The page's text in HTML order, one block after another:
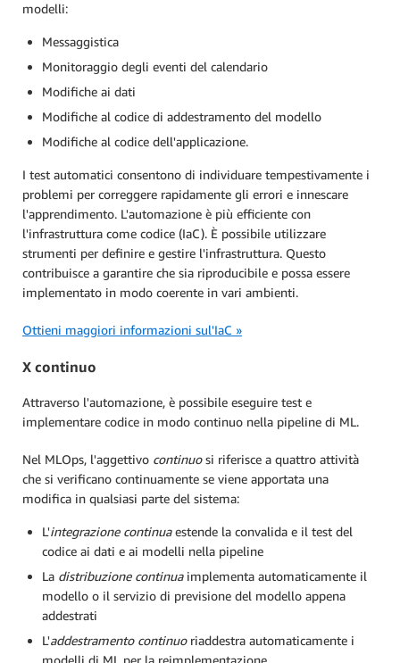
modelli:
Messaggistica
Monitoraggio degli eventi del calendario
Modifiche ai dati
Modifiche al codice di addestramento del modello
Modifiche al codice dell'applicazione.
I test automatici consentono di individuare tempestivamente i
problemi per correggere rapidamente gli errori e innescare
l'apprendimento. L'automazione è più efficiente con
l'infrastruttura come codice (IaC). È possibile utilizzare
strumenti per definire e gestire l'infrastruttura. Questo
contribuisce a garantire che sia riproducibile e possa essere
implementato in modo coerente in vari ambienti.
Ottieni maggiori informazioni sul'IaC »
X continuo
Attraverso l'automazione, è possibile eseguire test e
implementare codice in modo continuo nella pipeline di ML.
Nel MLOps, l'aggettivo continuosi riferisce a quattro attività
che si verificano continuamente se viene apportata una
modifica in qualsiasi parte del sistema:
L'integrazione continuaestende la convalida e il test del
codice ai dati e ai modelli nella pipeline
La distribuzione continuaimplementa automaticamente il
modello o il servizio di previsione del modello appena
addestrati
L'addestramento continuoriaddestra automaticamente i